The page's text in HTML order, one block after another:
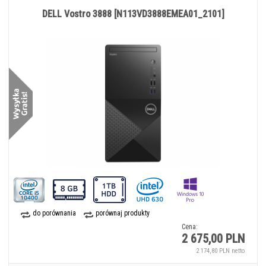
do porównania
porównaj produkty
Cena:
2 675,00 PLN
2 174,80 PLN netto
DELL Vostro 3888 [N113VD3888EMEA01_2101]